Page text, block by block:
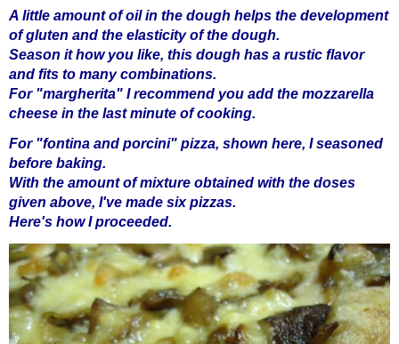
A little amount of oil in the dough helps the development
of gluten and the elasticity of the dough.
Season it how you like, this dough has a rustic flavor
and fits to many combinations.
For "margherita" I recommend you add the mozzarella
cheese in the last minute of cooking.
For "fontina and porcini" pizza, shown here, I seasoned
before baking.
With the amount of mixture obtained with the doses
given above, I've made ​​six pizzas.
Here's how I proceeded.